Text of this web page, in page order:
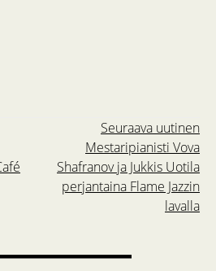
Seuraava uutinen
Mestaripianisti Vova
Shafranov ja Jukkis Uotila
perjantaina Flame Jazzin
lavalla